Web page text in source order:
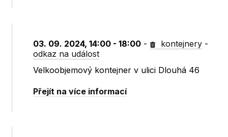
03. 09. 2024, 14:00 - 18:00 - kontejnery -
odkaz na událost
Velkoobjemový kontejner v ulici Dlouhá 46
Přejít na více informací